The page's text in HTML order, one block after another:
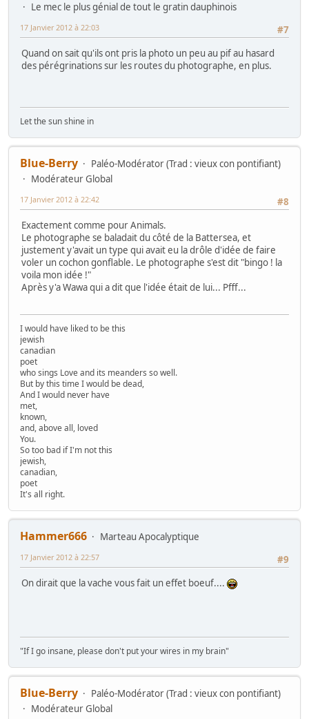
Le mec le plus génial de tout le gratin dauphinois
#7
17 Janvier 2012 à 22:03
Quand on sait qu'ils ont pris la photo un peu au pif au hasard
des pérégrinations sur les routes du photographe, en plus.
Let the sun shine in
Blue-Berry
Paléo-Modérator (Trad : vieux con pontifiant)
Modérateur Global
#8
17 Janvier 2012 à 22:42
Exactement comme pour Animals.
Le photographe se baladait du côté de la Battersea, et
justement y'avait un type qui avait eu la drôle d'idée de faire
voler un cochon gonflable. Le photographe s'est dit "bingo ! la
voila mon idée !"
Après y'a Wawa qui a dit que l'idée était de lui... Pfff...
I would have liked to be this
jewish
canadian
poet
who sings Love and its meanders so well.
But by this time I would be dead,
And I would never have
met,
known,
and, above all, loved
You.
So too bad if I'm not this
jewish,
canadian,
poet
It's all right.
Hammer666
Marteau Apocalyptique
#9
17 Janvier 2012 à 22:57
On dirait que la vache vous fait un effet boeuf....
"If I go insane, please don't put your wires in my brain"
Blue-Berry
Paléo-Modérator (Trad : vieux con pontifiant)
Modérateur Global